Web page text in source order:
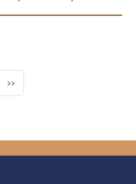
Następna strona
››